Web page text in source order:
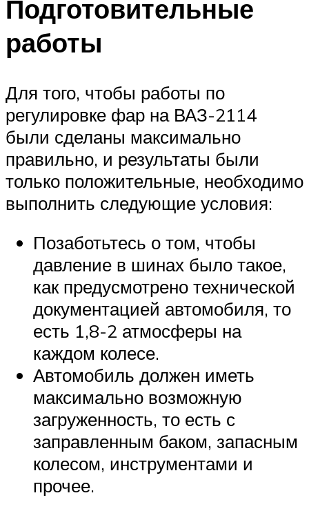
Подготовительные
работы
Для того, чтобы работы по
регулировке фар на ВАЗ-2114
были сделаны максимально
правильно, и результаты были
только положительные, необходимо
выполнить следующие условия:
Позаботьтесь о том, чтобы
давление в шинах было такое,
как предусмотрено технической
документацией автомобиля, то
есть 1,8-2 атмосферы на
каждом колесе.
Автомобиль должен иметь
максимально возможную
загруженность, то есть с
заправленным баком, запасным
колесом, инструментами и
прочее.